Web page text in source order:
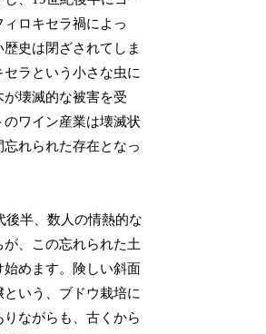
ロキセラ禍によっ
史は閉ざされてしま
ラという小さな虫に
が壊滅的な被害を受
ワイン産業は壊滅状
れられた存在となっ
後半、数人の情熱的な
が、この忘れられた土
めます。険しい斜面
という、ブドウ栽培に
ながらも、古くから